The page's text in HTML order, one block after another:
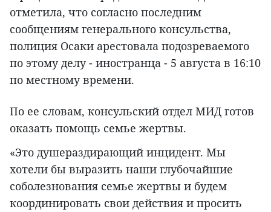
отметила, что согласно последним
сообщениям генерального консульства,
полиция Осаки арестовала подозреваемого
по этому делу - иностранца - 5 августа в 16:10
по местному времени.
По ее словам, консульский отдел МИД готов
оказать помощь семье жертвы.
«Это душераздирающий инцидент. Мы
хотели бы выразить наши глубочайшие
соболезнования семье жертвы и будем
координировать свои действия и просить